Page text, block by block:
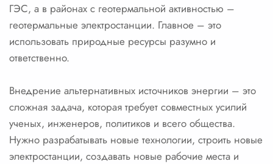
ГЭС, а в районах с геотермальной активностью –
геотермальные электростанции. Главное – это
использовать природные ресурсы разумно и
ответственно.
Внедрение альтернативных источников энергии – это
сложная задача, которая требует совместных усилий
ученых, инженеров, политиков и всего общества.
Нужно разрабатывать новые технологии, строить новые
электростанции, создавать новые рабочие места и